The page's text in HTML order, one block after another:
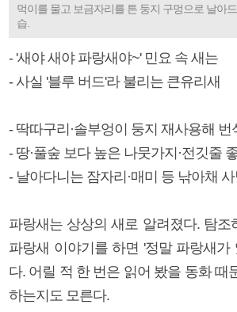
먹이를 물고 보금자리를 튼 둥지 구멍으로 날아
습.
- '새야 새야 파랑새야~' 민요 속 새는
- 사실 '블루 버드'라 불리는 큰유리새
- 딱따구리·솔부엉이 둥지 재사용해 번
- 땅·풀숲 보다 높은 나뭇가지·전깃줄
- 날아다니는 잠자리·매미 등 낚아채
파랑새는 상상의 새로 알려졌다. 탐조
파랑새 이야기를 하면 '정말 파랑새가
다. 어릴 적 한 번은 읽어 봤을 동화 때
하는지도 모른다.